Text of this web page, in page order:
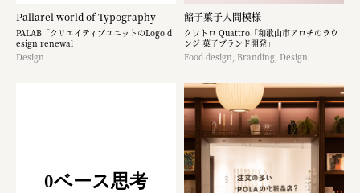
Pallarel world of Typography
PALAB「クリエイティブユニットのLogo d
esign renewal」
Design
餡子菓子人間模様
クワトロ Quattro「和歌山市アロチのラウ
ンジ 菓子ブランド開発」
Food design, Branding, Design
0ベース思考